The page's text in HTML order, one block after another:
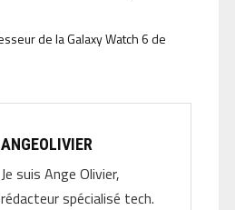
de la Galaxy Watch 6 de
ANGEOLIVIER
Je suis Ange Olivier,
rédacteur spécialisé tech.